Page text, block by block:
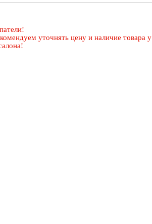
уточнять цену и наличие товара у